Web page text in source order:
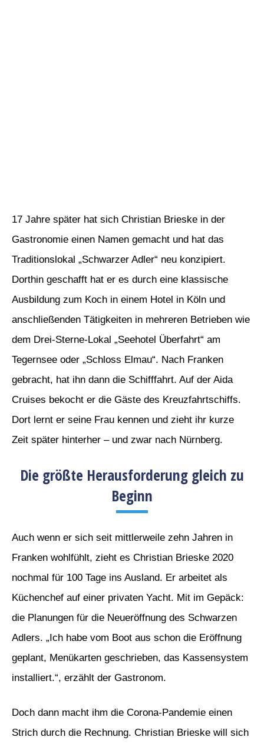
17 Jahre später hat sich Christian Brieske in der
Gastronomie einen Namen gemacht und hat das
Traditionslokal „Schwarzer Adler“ neu konzipiert.
Dorthin geschafft hat er es durch eine klassische
Ausbildung zum Koch in einem Hotel in Köln und
anschließenden Tätigkeiten in mehreren Betrieben wie
dem Drei-Sterne-Lokal „Seehotel Überfahrt“ am
Tegernsee oder „Schloss Elmau“. Nach Franken
gebracht, hat ihn dann die Schifffahrt. Auf der Aida
Cruises bekocht er die Gäste des Kreuzfahrtschiffs.
Dort lernt er seine Frau kennen und zieht ihr kurze
Zeit später hinterher – und zwar nach Nürnberg.
Die größte Herausforderung gleich zu
Beginn
Auch wenn er sich seit mittlerweile zehn Jahren in
Franken wohlfühlt, zieht es Christian Brieske 2020
nochmal für 100 Tage ins Ausland. Er arbeitet als
Küchenchef auf einer privaten Yacht. Mit im Gepäck:
die Planungen für die Neueröffnung des Schwarzen
Adlers. „Ich habe vom Boot aus schon die Eröffnung
geplant, Menükarten geschrieben, das Kassensystem
installiert.“, erzählt der Gastronom.
Doch dann macht ihm die Corona-Pandemie einen
Strich durch die Rechnung. Christian Brieske will sich